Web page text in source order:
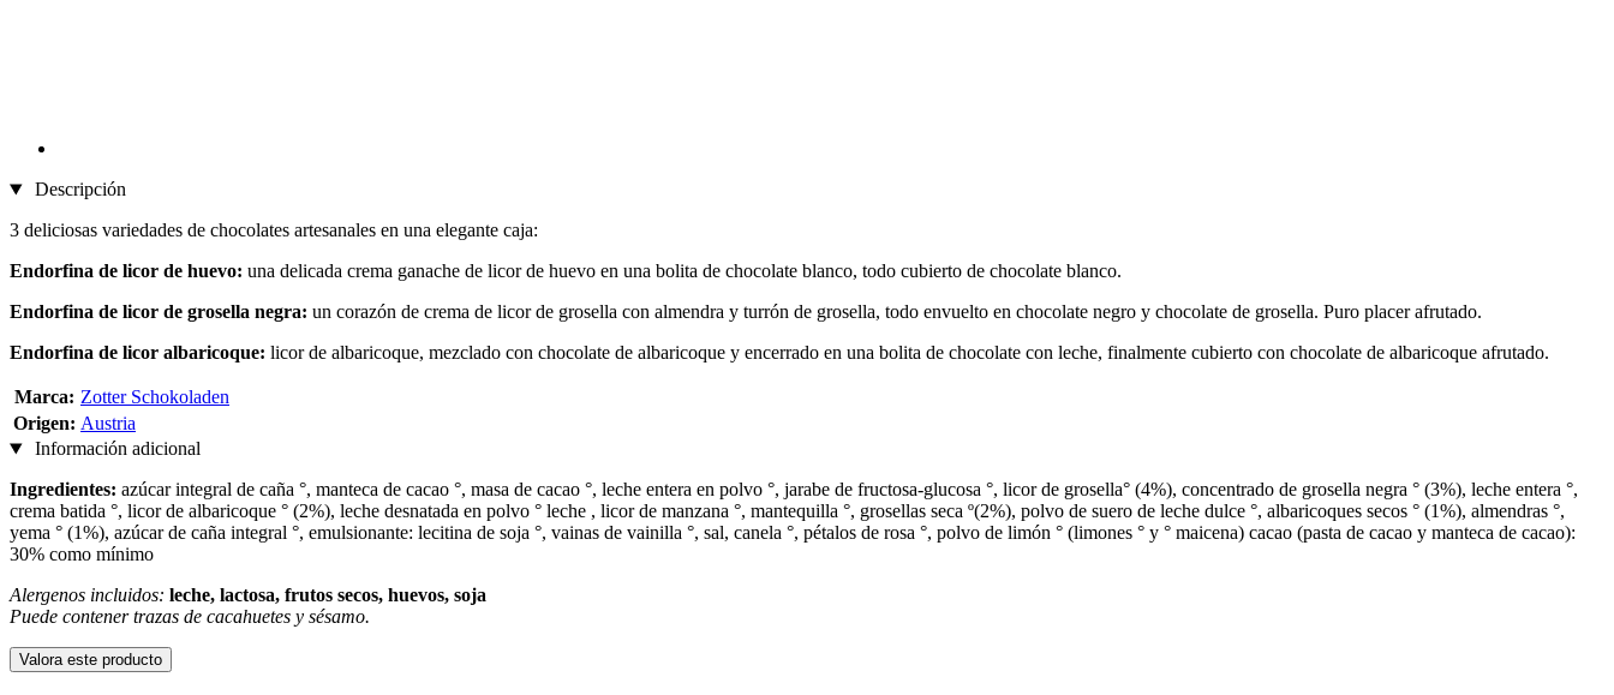
Descripción
3 deliciosas variedades de chocolates artesanales en una elegante caja:
Endorfina de licor de huevo: una delicada crema ganache de licor de huevo en una bolita de chocolate blanco, todo cubierto de chocolate blanco.
Endorfina de licor de grosella negra: un corazón de crema de licor de grosella con almendra y turrón de grosella, todo envuelto en chocolate negro y chocolate de grosella. Puro placer afrutado.
Endorfina de licor albaricoque: licor de albaricoque, mezclado con chocolate de albaricoque y encerrado en una bolita de chocolate con leche, finalmente cubierto con chocolate de albaricoque afrutado.
Marca: Zotter Schokoladen
Origen: Austria
Información adicional
Ingredientes: azúcar integral de caña °, manteca de cacao °, masa de cacao °, leche entera en polvo °, jarabe de fructosa-glucosa °, licor de grosella° (4%), concentrado de grosella negra ° (3%), leche entera °,
crema batida °, licor de albaricoque ° (2%), leche desnatada en polvo ° leche , licor de manzana °, mantequilla °, grosellas seca º(2%), polvo de suero de leche dulce °, albaricoques secos ° (1%), almendras °,
yema ° (1%), azúcar de caña integral °, emulsionante: lecitina de soja °, vainas de vainilla °, sal, canela °, pétalos de rosa °, polvo de limón ° (limones ° y ° maicena) cacao (pasta de cacao y manteca de cacao):
30% como mínimo
Alergenos incluidos: leche, lactosa, frutos secos, huevos, soja
Puede contener trazas de cacahuetes y sésamo.
Valora este producto